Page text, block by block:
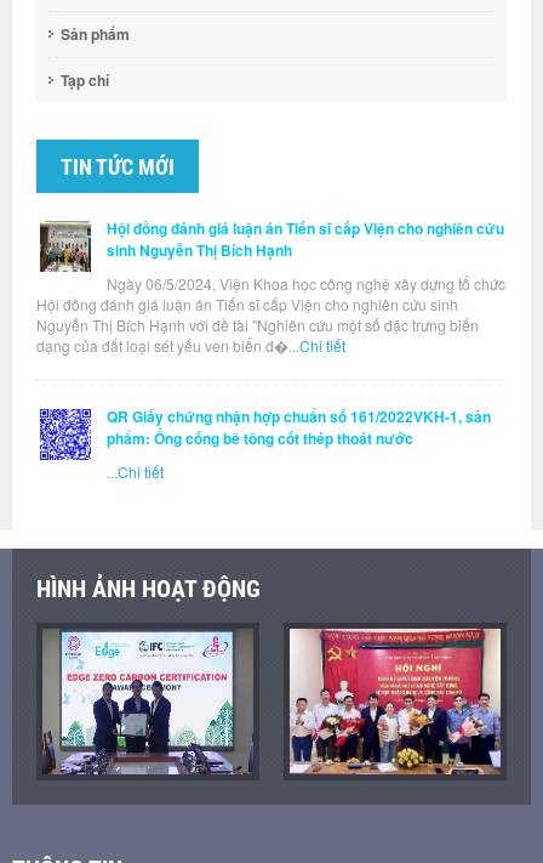
Sản phẩm
Tạp chí
TIN TỨC MỚI
Hội đồng đánh giá luận án Tiến sĩ cấp Viện cho nghiên cứu
sinh Nguyễn Thị Bích Hạnh
Ngày 06/5/2024, Viện Khoa học công nghệ xây dựng tổ chức
Hội đồng đánh giá luận án Tiến sĩ cấp Viện cho nghiên cứu sinh
Nguyễn Thị Bích Hạnh với đề tài "Nghiên cứu một số đặc trưng biến
dạng của đất loại sét yếu ven biển đ�... Chi tiết
QR Giấy chứng nhận hợp chuẩn số 161/2022VKH-1, sản
phẩm: Ống cống bê tông cốt thép thoát nước
Chi tiết
HÌNH ẢNH HOẠT ĐỘNG